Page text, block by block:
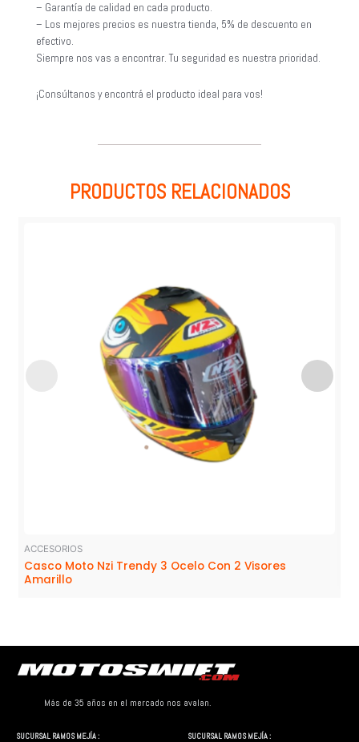
– Garantía de calidad en cada producto.
– Los mejores precios es nuestra tienda, 5% de descuento en
efectivo.
Siempre nos vas a encontrar. Tu seguridad es nuestra prioridad.
¡Consúltanos y encontrá el producto ideal para vos!
PRODUCTOS RELACIONADOS
ACCESORIOS
Casco Moto Nzi Trendy 3 Ocelo Con 2 Visores
Amarillo
Más de 35 años en el mercado nos avalan.
SUCURSAL RAMOS MEJÍA : SUCURSAL RAMOS MEJÍA :